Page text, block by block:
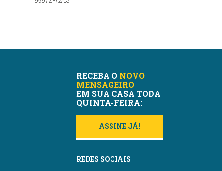
RECEBA O NOVO
MENSAGEIRO
EM SUA CASA TODA
QUINTA-FEIRA:
ASSINE JÁ!
REDES SOCIAIS